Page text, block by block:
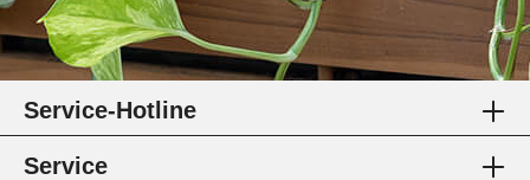
Service-Hotline
Service